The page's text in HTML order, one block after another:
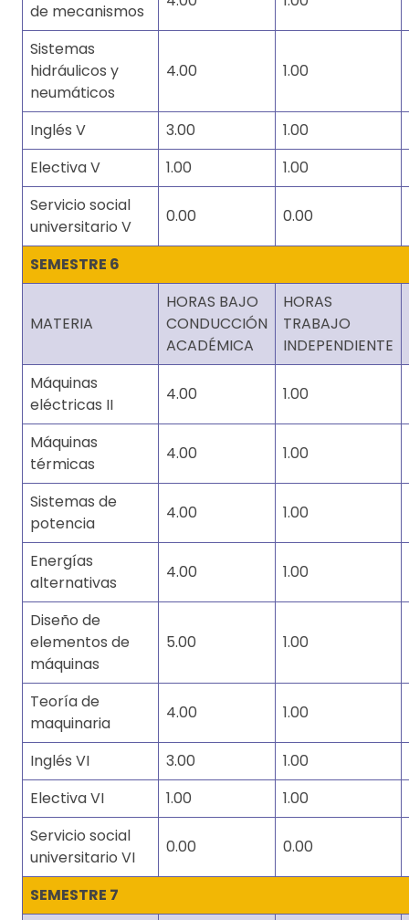
de mecanismos
Sistemas
hidráulicos y
neumáticos
4.00 1.00
Inglés V 3.00
1.00
Electiva V
1.00
1.00
Servicio social
universitario V
0.00 0.00
SEMESTRE 6
MATERIA
HORAS BAJO
CONDUCCIÓN
ACADÉMICA
HORAS
TRABAJO
INDEPENDIENTE
Máquinas
eléctricas II
4.00 1.00
Máquinas
térmicas
4.00 1.00
Sistemas de
potencia
4.00 1.00
Energías
alternativas
4.00 1.00
Diseño de
elementos de
máquinas
5.00 1.00
Teoría de
maquinaria
4.00 1.00
Inglés VI 3.00
1.00
Electiva VI
1.00
1.00
Servicio social
universitario VI
0.00 0.00
SEMESTRE 7